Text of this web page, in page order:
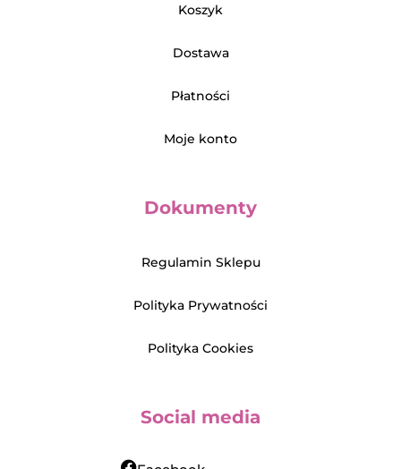
Koszyk
Dostawa
Płatności
Moje konto
Dokumenty
Regulamin Sklepu
Polityka Prywatności
Polityka Cookies
Social media